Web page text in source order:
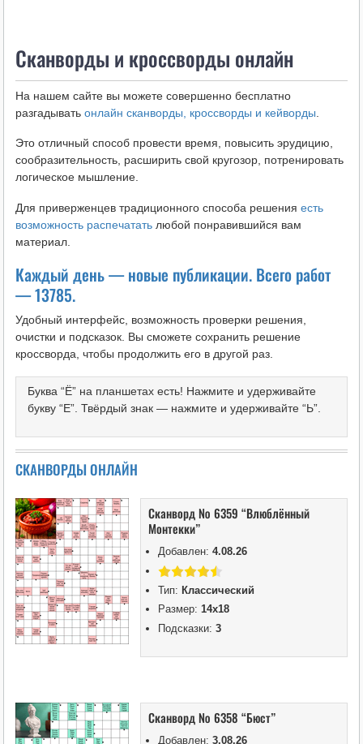
i
Сканворды и кроссворды онлайн
На нашем сайте вы можете совершенно бесплатно
разгадывать онлайн сканворды, кроссворды и кейворды
Это отличный способ провести время, повысить эрудицию,
сообразительность, расширить свой кругозор, потренировать
логическое мышление.
Для приверженцев традиционного способа решения есть
возможность распечататьлюбой понравившийся вам
материал.
Каждый день — новые публикации. Всего работ
— 13785.
Удобный интерфейс, возможность проверки решения,
очистки и подсказок. Вы сможете сохранить решение
кроссворда, чтобы продолжить его в другой раз.
Буква “Ё” на планшетах есть! Нажмите и удерживайте
букву “Е”. Твёрдый знак — нажмите и удерживайте “Ь”.
СКАНВОРДЫ ОНЛАЙН
Сканворд № 6359 “Влюблённый
Монтекки”
Добавлен:4.08.26
Тип:Классический
Размер:14х18
Подсказки:3
Сканворд № 6358 “Бюст”
Добавлен:3.08.26